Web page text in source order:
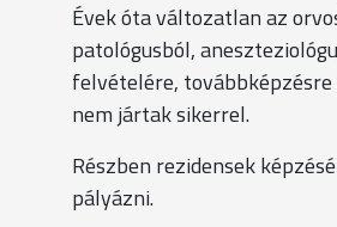
Évek óta változatlan az
patológusból,
felvételére,
nem jártak sikerrel.
Részben rezidensek
pályázni.